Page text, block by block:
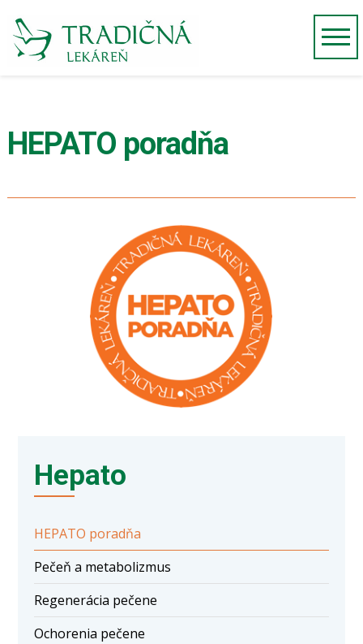
HEPATO poradňa
Hepato
HEPATO poradňa
Pečeň a metabolizmus
Regenerácia pečene
Ochorenia pečene